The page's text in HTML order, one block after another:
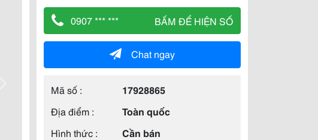
0907 *** *** BẤM ĐỂ HIỆN SỐ
Chat ngay
Mã số :
17928865
Địa điểm :
Toàn quốc
Hình thức :
Cần bán